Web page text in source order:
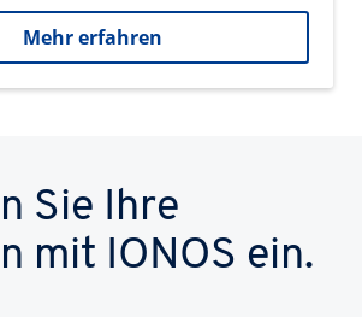
Mehr erfahren
Sie Ihre
mit IONOS ein.